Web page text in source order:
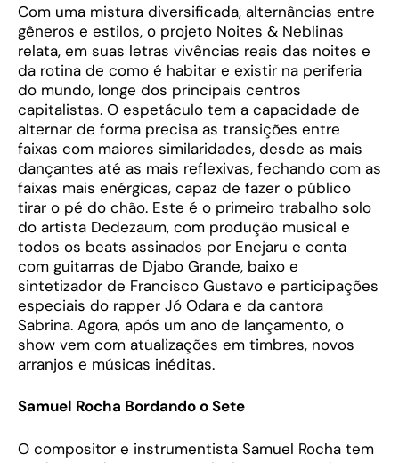
Com uma mistura diversificada, alternâncias entre
gêneros e estilos, o projeto Noites & Neblinas
relata, em suas letras vivências reais das noites e
da rotina de como é habitar e existir na periferia
do mundo, longe dos principais centros
capitalistas. O espetáculo tem a capacidade de
alternar de forma precisa as transições entre
faixas com maiores similaridades, desde as mais
dançantes até as mais reflexivas, fechando com as
faixas mais enérgicas, capaz de fazer o público
tirar o pé do chão. Este é o primeiro trabalho solo
do artista Dedezaum, com produção musical e
todos os beats assinados por Enejaru e conta
com guitarras de Djabo Grande, baixo e
sintetizador de Francisco Gustavo e participações
especiais do rapper Jó Odara e da cantora
Sabrina. Agora, após um ano de lançamento, o
show vem com atualizações em timbres, novos
arranjos e músicas inéditas.
Samuel Rocha Bordando o Sete
O compositor e instrumentista Samuel Rocha tem